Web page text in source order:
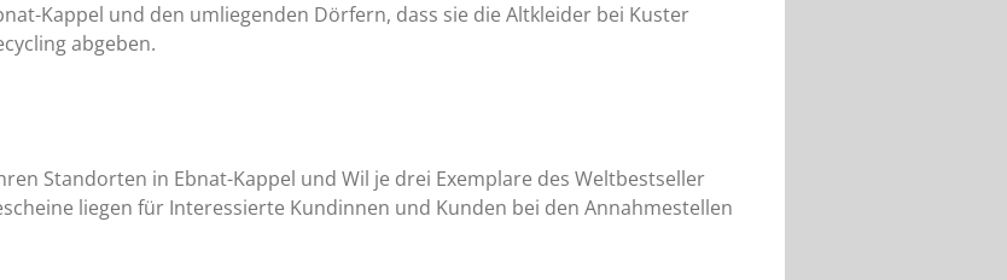
Kappel und den umliegenden Dörfern, dass sie die Altkleider bei Kuster
abgeben.
Standorten in Ebnat-Kappel und Wil je drei Exemplare des Weltbestseller
liegen für Interessierte Kundinnen und Kunden bei den Annahmestellen